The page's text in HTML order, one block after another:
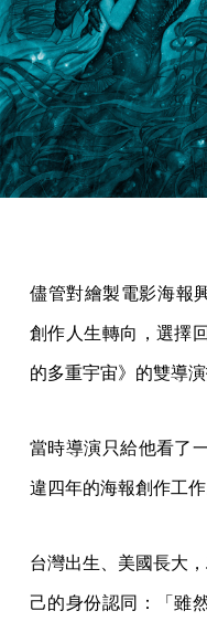
儘管對繪製電影海報
創作人生轉向，選擇
的多重宇宙》的雙導演
當時導演只給他看了
違四年的海報創作工作
台灣出生、美國長大，
己的身份認同：「雖